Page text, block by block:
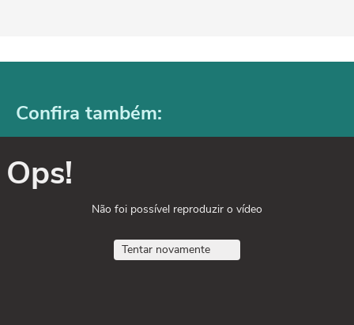
Confira também:
Ops!
Não foi possível reproduzir o vídeo
Tentar novamente